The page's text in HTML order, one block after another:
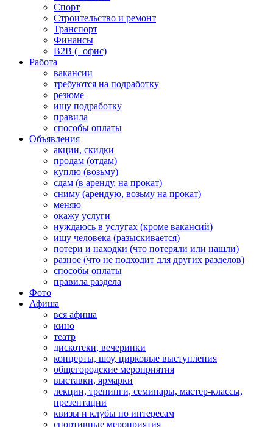
Спорт
Строительство и ремонт
Транспорт
Финансы
B2B (+офис)
Работа
вакансии
требуются на подработку
резюме
ищу подработку
правила
способы оплаты
Объявления
акции, скидки
продам (отдам)
куплю (возьму)
сдам (в аренду, на прокат)
сниму (арендую, возьму на прокат)
меняю
окажу услуги
нуждаюсь в услугах (кроме вакансий)
ищу человека (разыскивается)
потери и находки (что потеряли или нашли)
разное (что не подходит для других разделов)
способы оплаты
правила раздела
Фото
Афиша
вся афиша
кино
театр
дискотеки, вечеринки
концерты, шоу, цирковые выступления
общегородские мероприятия
выставки, ярмарки
лекции, тренинги, семинары, мастер-классы,
презентации
квизы и клубы по интересам
спортивные мероприятия